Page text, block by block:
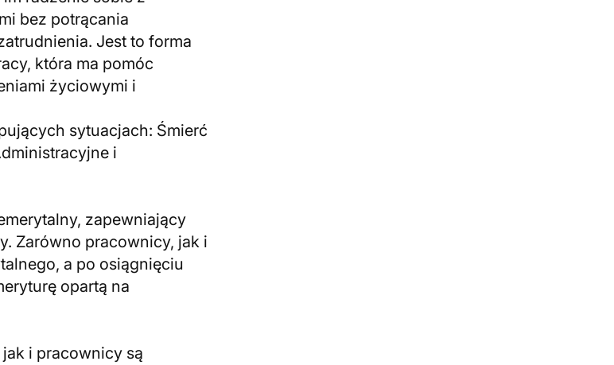
bez potrącania
Jest to forma
która ma pomóc
życiowymi i
sytuacjach: Śmierć
i
zapewniający
Zarówno pracownicy, jak i
a po osiągnięciu
opartą na
i pracownicy są